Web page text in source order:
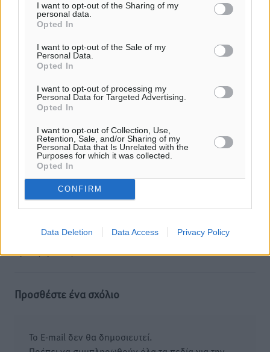
I want to opt-out of the Sharing of my
personal data.
Opted In
I want to opt-out of the Sale of my
Personal Data.
Opted In
I want to opt-out of processing my
Personal Data for Targeted Advertising.
Opted In
I want to opt-out of Collection, Use,
Retention, Sale, and/or Sharing of my
Personal Data that Is Unrelated with the
Purposes for which it was collected.
Opted In
CONFIRM
Data Deletion Data Access Privacy Policy
ΣΥΝΕΝΤΕΎΞΕΙΣ
02.08.26 · 08:12
Ντίνα Σβύνου: «Ο ελληνικός τουρισμός έχει αποδείξει
ότι μπορεί να ξεπερνά κρίσεις και δυσκολίες»
02.08.26 · 08:11
Σχολιασμός Άρθρου
Τα σχόλια εκφράζουν αποκλειστικά τον εκάστοτε
σχολιαστή. Η Δημοκρατική δεν υιοθετεί αυτές τις
απόψεις. Διατηρούμε το δικαίωμα να διαγράψουμε όποια
καμμία προειδοποίηση. Χρήστες που δεν τηρούν τους
Προσθέστε ένα σχόλιο
Το E-mail δεν θα δημοσιευτεί.